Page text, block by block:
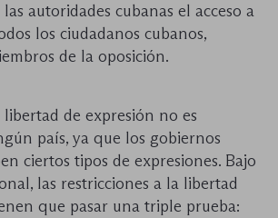
autoridades cubanas el acceso a
los ciudadanos cubanos,
de la oposición.
de expresión no es
país, ya que los gobiernos
ciertos tipos de expresiones. Bajo
las restricciones a la libertad
que pasar una triple prueba: